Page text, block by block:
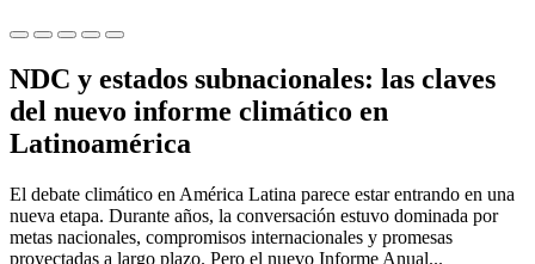
NDC y estados subnacionales: las claves
del nuevo informe climático en
Latinoamérica
El debate climático en América Latina parece estar entrando en una
nueva etapa. Durante años, la conversación estuvo dominada por
metas nacionales, compromisos internacionales y promesas
proyectadas a largo plazo. Pero el nuevo Informe Anual...